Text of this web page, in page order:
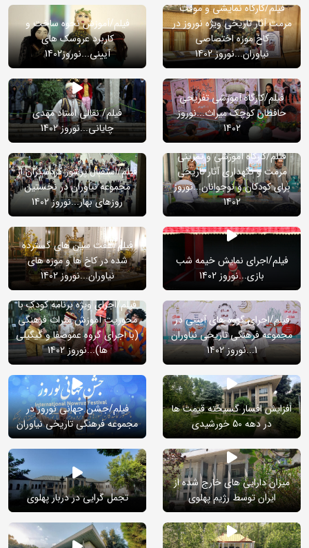
فیلم/آموزش نحوه ساخت و
کاربرد عروسک های
آیینی...نوروز1402
فیلم/کارگاه نمایشی و موقت
مرمت آثار تاریخی ویژه نوروز در
کاخ موزه اختصاصی
نیاوران...نوروز 1402
فیلم/ نقالی استاد مهدی
چایانی...نوروز 1402
فیلم/کارگاه آموزشی تفریحی
حافظان کوچک میراث...نوروز
1402
فیلم/استقبال پرشور گردشگران از
مجموعه نیاوران در نخستین
روزهای بهار...نوروز 1402
فیلم/کارگاه آموزشی و تمرینی
مرمت و نگهداری آثار تاریخی
برای کودکان و نوجوانان...نوروز
1402
فیلم/هفت سین های گسترده
شده در کاخ ها و موزه های
نیاوران...نوروز 1402
فیلم/اجرای نمایش خیمه شب
بازی...نوروز 1402
فیلم/اجرای ویژه برنامه کودک با
محوریت آموزش میراث فرهنگی
(با اجرای گروه عموصفا و گیگیلی
ها)...نوروز 1402
فیلم/اجرای گروه های آیینی در
مجموعه فرهنگی تاریخی نیاوران
1...نوروز 1402
فیلم/جشن جهانی نوروز در
مجموعه فرهنگی تاریخی نیاوران
افزایش افسار گسیخته قیمت ها
در دهه 50 خورشیدی
تجمل گرایی در دربار پهلوی
میزان دارایی های خارج شده از
ایران توسط رژیم پهلوی